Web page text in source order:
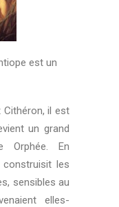
est un
il est
un grand
Orphée. En
les
sensibles au
elles-